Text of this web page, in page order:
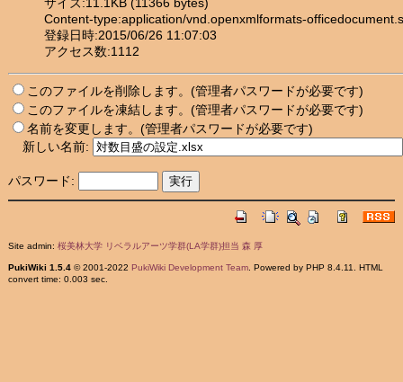
サイズ:11.1KB (11366 bytes)
Content-type:application/vnd.openxmlformats-
登録日時:2015/06/26 11:07:03
アクセス数:1112
このファイルを削除します。(管理者パスワードが必要です)
このファイルを凍結します。(管理者パスワードが必要です)
名前を変更します。(管理者パスワードが必要です)
新しい名前:
パスワード:
Site admin: 桜美林大学 リベラルアーツ学群(LA学群)担当 森 厚
PukiWiki 1.5.4© 2001-2022 PukiWiki Development Team. Powered by PHP 8.4.11. HTML
convert time: 0.003 sec.